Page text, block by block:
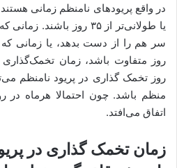
یا طولانی‌تر از ۳۵ روز
سر هم را از دست بدهد، یا زمانی
روز متفاوت باشد، زمان تخمک‌گذاری
روز تخمک گذاری در پریود نامنظم
منظم باشد. چون احتمالا هرماه در
اتفاق می‌افتد.
زمان تخمک گذاری در